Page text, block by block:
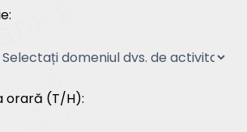
orară (T/H):